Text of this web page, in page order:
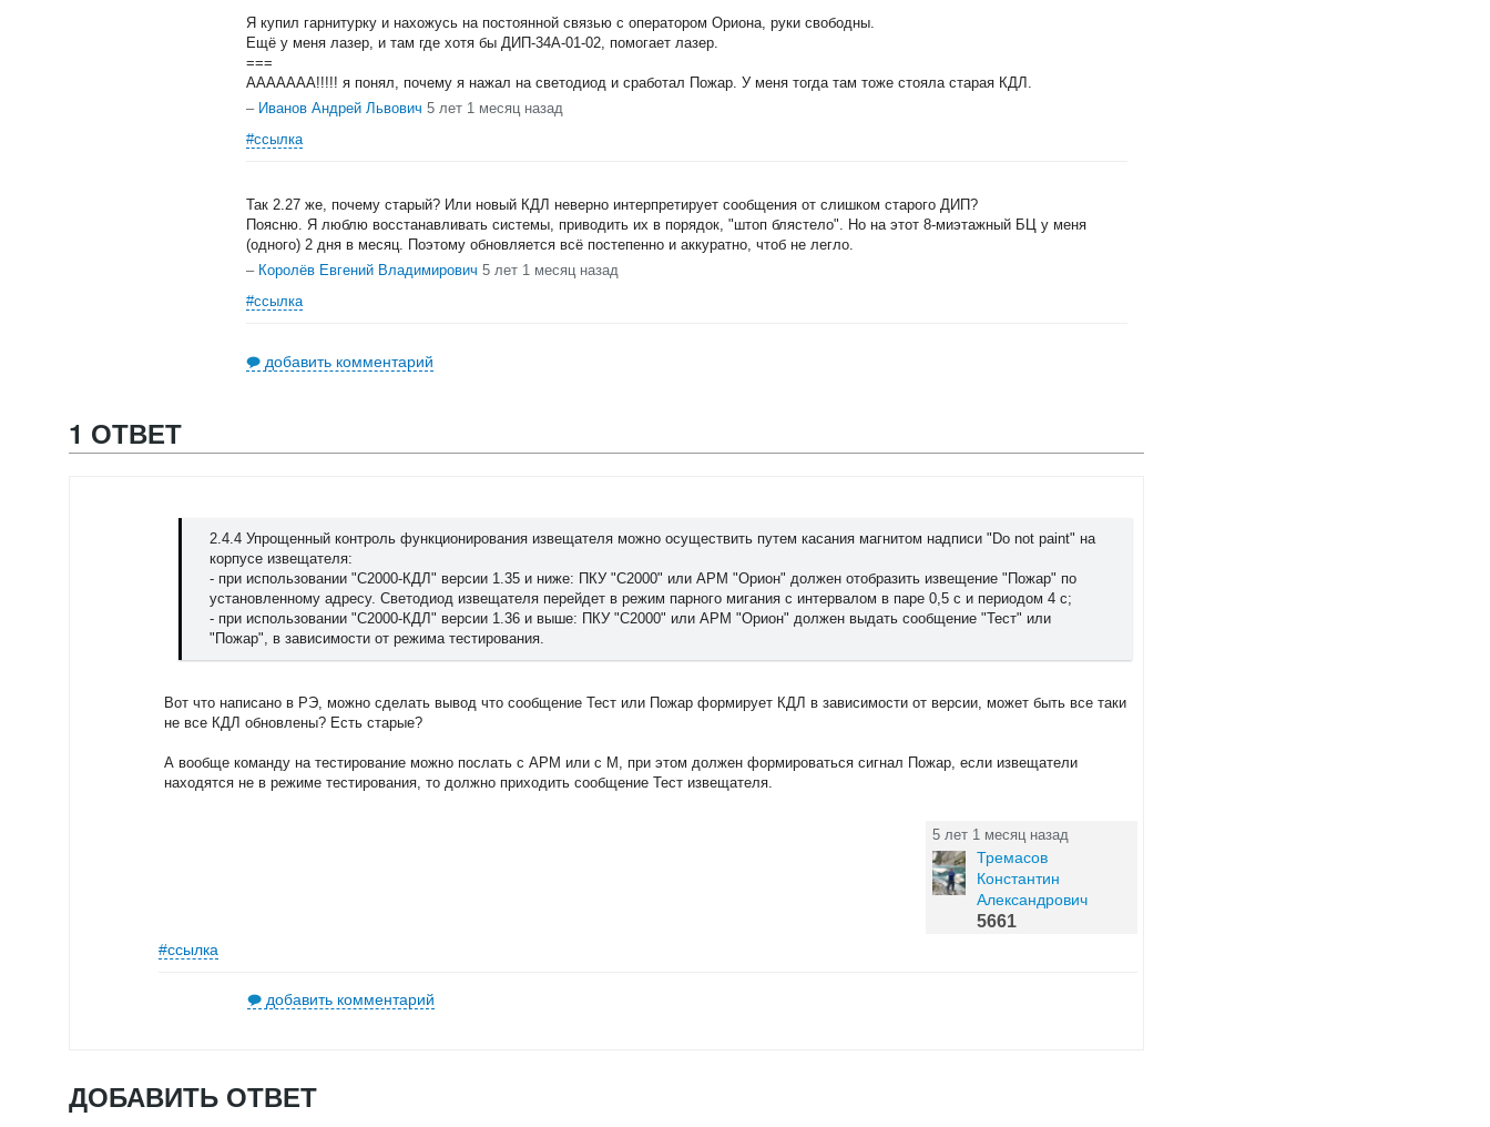
Я купил гарнитурку и нахожусь на постоянной связью с оператором Ориона, руки свободны.
Ещё у меня лазер, и там где хотя бы ДИП-34А-01-02, помогает лазер.
===
ААААААА!!!!! я понял, почему я нажал на светодиод и сработал Пожар. У меня тогда там тоже стояла старая КДЛ.
– Иванов Андрей Львович 5 лет 1 месяц назад
#ссылка
Так 2.27 же, почему старый? Или новый КДЛ неверно интерпретирует сообщения от слишком старого ДИП?
Поясню. Я люблю восстанавливать системы, приводить их в порядок, "штоп блястело". Но на этот 8-миэтажный БЦ у меня
(одного) 2 дня в месяц. Поэтому обновляется всё постепенно и аккуратно, чтоб не легло.
– Королёв Евгений Владимирович 5 лет 1 месяц назад
#ссылка
добавить комментарий
1 ОТВЕТ
2.4.4 Упрощенный контроль функционирования извещателя можно осуществить путем касания магнитом надписи "Do not paint" на
корпусе извещателя:
- при использовании "С2000-КДЛ" версии 1.35 и ниже: ПКУ "С2000" или АРМ "Орион" должен отобразить извещение "Пожар" по
установленному адресу. Светодиод извещателя перейдет в режим парного мигания с интервалом в паре 0,5 с и периодом 4 с;
- при использовании "С2000-КДЛ" версии 1.36 и выше: ПКУ "С2000" или АРМ "Орион" должен выдать сообщение "Тест" или
"Пожар", в зависимости от режима тестирования.
Вот что написано в РЭ, можно сделать вывод что сообщение Тест или Пожар формирует КДЛ в зависимости от версии, может быть все таки
не все КДЛ обновлены? Есть старые?
А вообще команду на тестирование можно послать с АРМ или с М, при этом должен формироваться сигнал Пожар, если извещатели
находятся не в режиме тестирования, то должно приходить сообщение Тест извещателя.
5 лет 1 месяц назад
Тремасов
Константин
Александрович
5661
#ссылка
добавить комментарий
ДОБАВИТЬ ОТВЕТ